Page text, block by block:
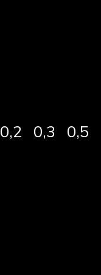
0,2 0,3 0,5